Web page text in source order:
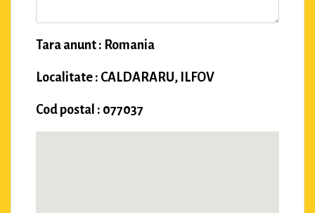
Tara anunt : Romania
Localitate : CALDARARU, ILFOV
Cod postal : 077037